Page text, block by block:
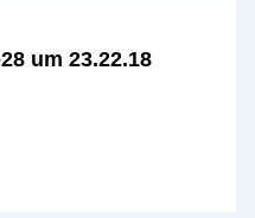
um 23.22.18